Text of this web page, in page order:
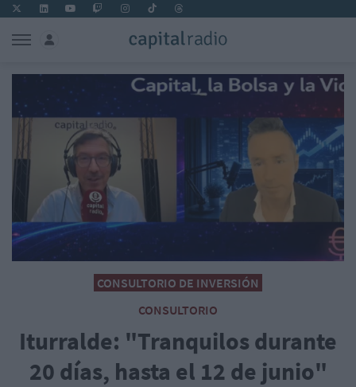
CONSULTORIO DE INVERSIÓN
CONSULTORIO
Iturralde: "Tranquilos durante
20 días, hasta el 12 de junio"